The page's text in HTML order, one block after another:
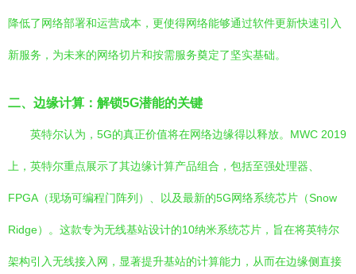
降低了网络部署和运营成本，更使得网络能够通过软件更新快速引入
新服务，为未来的网络切片和按需服务奠定了坚实基础。
二、边缘计算：解锁5G潜能的关键
英特尔认为，5G的真正价值将在网络边缘得以释放。MWC 2019
上，英特尔重点展示了其边缘计算产品组合，包括至强处理器、
FPGA（现场可编程门阵列）、以及最新的5G网络系统芯片（Snow
Ridge）。这款专为无线基站设计的10纳米系统芯片，旨在将英特尔
架构引入无线接入网，显著提升基站的计算能力，从而在边缘侧直接